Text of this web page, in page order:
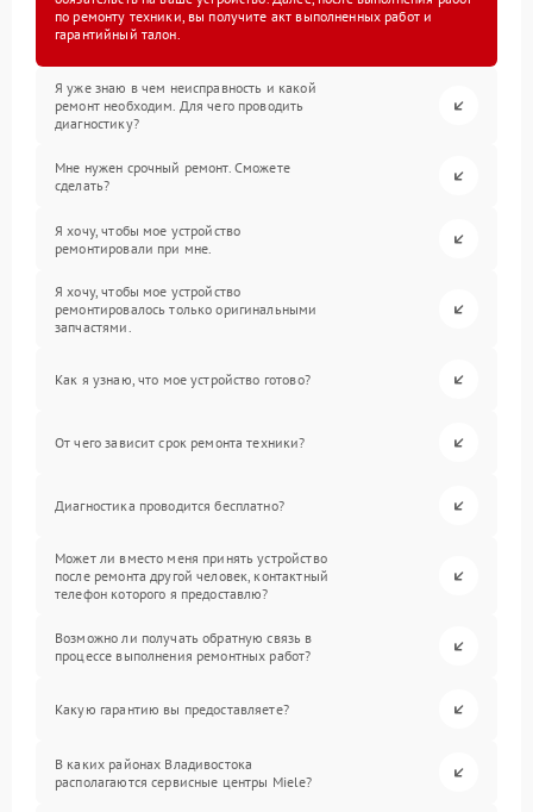
по ремонту техники, вы получите акт выполненных работ и
гарантийный талон.
Я уже знаю в чем неисправность и какой
ремонт необходим. Для чего проводить
диагностику?
Мне нужен срочный ремонт. Сможете
сделать?
Я хочу, чтобы мое устройство
ремонтировали при мне.
Я хочу, чтобы мое устройство
ремонтировалось только оригинальными
запчастями.
Как я узнаю, что мое устройство готово?
От чего зависит срок ремонта техники?
Диагностика проводится бесплатно?
Может ли вместо меня принять устройство
после ремонта другой человек, контактный
телефон которого я предоставлю?
Возможно ли получать обратную связь в
процессе выполнения ремонтных работ?
Какую гарантию вы предоставляете?
В каких районах Владивостока
располагаются сервисные центры Miele?